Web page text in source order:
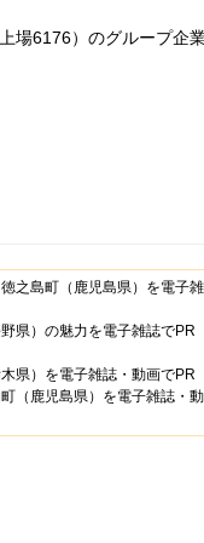
場6176）のグループ企業
之島町（鹿児島県）を電子
県）の魅力を電子雑誌でPR
県）を電子雑誌・動画でPR
（鹿児島県）を電子雑誌・